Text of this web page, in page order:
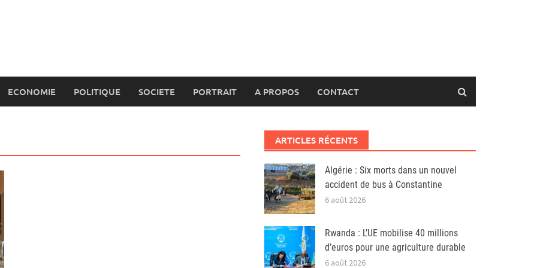
ECONOMIE POLITIQUE SOCIETE PORTRAIT A PROPOS CONTACT
ARTICLES RÉCENTS
Algérie : Six morts dans un nouvel
accident de bus à Constantine
6 août 2026
Rwanda : L’UE mobilise 40 millions
d’euros pour une agriculture durable
6 août 2026